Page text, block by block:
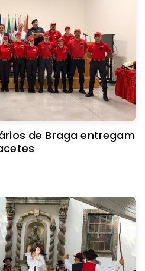
de Braga entregam